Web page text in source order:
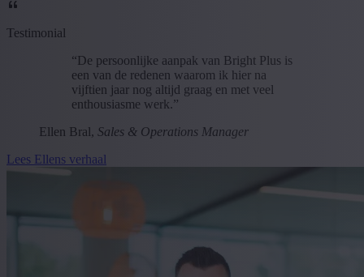
Testimonial
“De persoonlijke aanpak van Bright Plus is
een van de redenen waarom ik hier na
vijftien jaar nog altijd graag en met veel
enthousiasme werk.”
Ellen Bral, Sales & Operations Manager
Lees Ellens verhaal